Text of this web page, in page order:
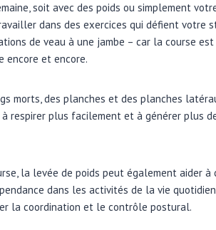
soit avec des poids ou simplement
dans des exercices qui défient votre
de veau à une jambe – car la course
encore et encore.
morts, des planches et des planches
respirer plus facilement et à générer plus
la levée de poids peut également aider
dans les activités de la vie
la coordination et le contrôle postural.